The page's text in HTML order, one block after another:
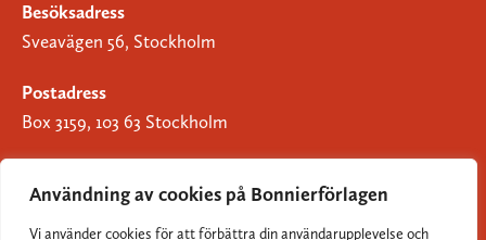
Användning av cookies på Bonnierförlagen
Vi använder cookies för att förbättra din användarupplevelse och
Besöksadress
Sveavägen 56, Stockholm
Postadress
Box 3159, 103 63 Stockholm